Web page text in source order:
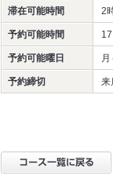
滞在可能時間 2
予約可能時間
予約可能曜日
予約締切 来